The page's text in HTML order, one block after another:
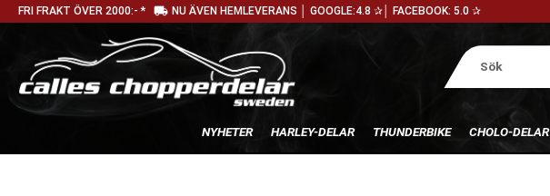
FRI FRAKT ÖVER 2000:- * local_shipping NU ÄVEN HEMLEVERANS │ GOOGLE:4.8 ✰│ FACEBOOK: 5.0 ✰
NYHETER HARLEY-DELAR THUNDERBIKE CHOLO-DELAR